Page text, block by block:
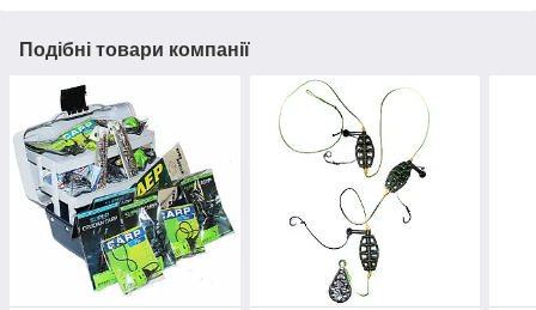
Подібні товари компанії